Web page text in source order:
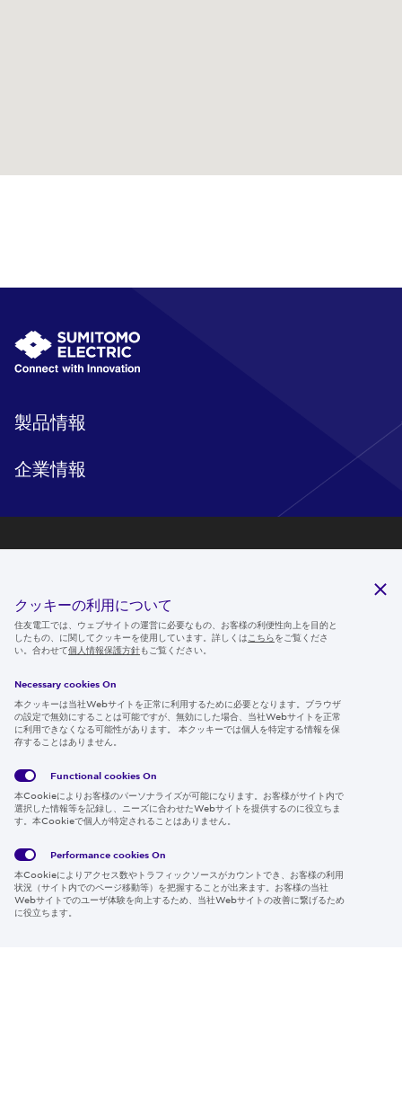
製品情報
企業情報
ニュースルーム
IR情報
採用情報
Global
Policy
サイト
約
Region & Language:
Japan | JP
クッキーの利用について
住友電工では、ウェブサイトの運営に必要なもの、お客様の利便性向上を目的と
したもの、に関してクッキーを使用しています。詳しくは こちらをご覧くださ
い。合わせて個人情報保護方針もご覧ください。
Necessary cookies On
本クッキーは当社Webサイトを正常に利用するために必要となります。ブラウザ
の設定で無効にすることは可能ですが、無効にした場合、当社Webサイトを正常
に利用できなくなる可能性があります。 本クッキーでは個人を特定する情報を保
存することはありません。
Functional cookies On
本Cookieによりお客様のパーソナライズが可能になります。お客様がサイト内で
選択した情報等を記録し、ニーズに合わせたWebサイトを提供するのに役立ちま
す。本Cookieで個人が特定されることはありません。
Performance cookies On
本Cookieによりアクセス数やトラフィックソースがカウントでき、お客様の利用
状況（サイト内でのページ移動等）を把握することが出来ます。お客様の当社
Webサイトでのユーザ体験を向上するため、当社Webサイトの改善に繋げるため
に役立ちます。